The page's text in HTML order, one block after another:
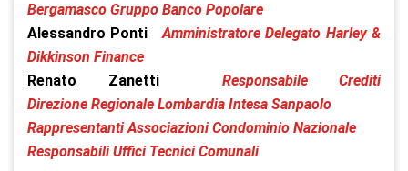
Bergamasco Gruppo Banco Popolare
Alessandro Ponti
Amministratore Delegato Harley &
Dikkinson Finance
Renato Zanetti
Responsabile Crediti
Direzione Regionale Lombardia Intesa Sanpaolo
Rappresentanti Associazioni Condominio Nazionale
Responsabili Uffici Tecnici Comunali